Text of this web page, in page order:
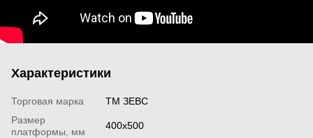
Характеристики
Торговая марка
ТМ ЗЕВС
Размер
платформы, мм
400х500